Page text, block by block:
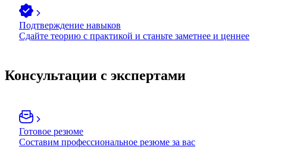
Подтверждение навыков
Сдайте теорию с практикой и станьте заметнее и ценнее
Консультации с экспертами
Готовое резюме
Составим профессиональное резюме за вас